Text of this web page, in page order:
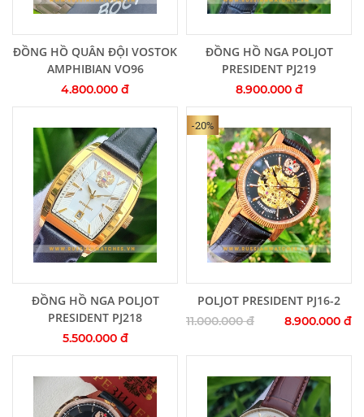
Thêm vào giỏ hàng
ĐỒNG HỒ QUÂN ĐỘI VOSTOK
AMPHIBIAN VO96
4.800.000 đ
Thêm vào giỏ hàng
ĐỒNG HỒ NGA POLJOT
PRESIDENT PJ219
8.900.000 đ
Thêm vào giỏ hàng
ĐỒNG HỒ NGA POLJOT
PRESIDENT PJ218
5.500.000 đ
-20%
Thêm vào giỏ hàng
POLJOT PRESIDENT PJ16-2
11.000.000 đ 8.900.000 đ